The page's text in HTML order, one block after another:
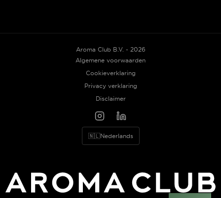
Aroma Club B.V. - 2026
Algemene voorwaarden
Cookieverklaring
Privacy verklaring
Disclaimer
🇳🇱Nederlands